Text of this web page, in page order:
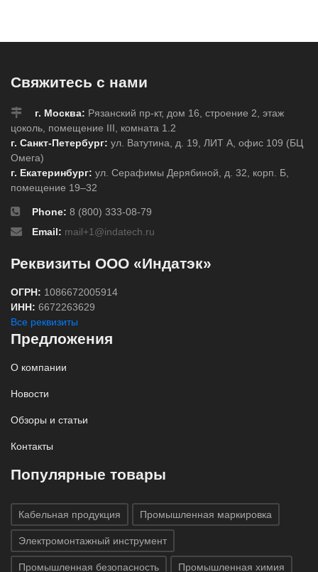
Свяжитесь с нами
г. Москва: Рязанский пр-кт, дом 16, строение 2, этаж
цоколь, помещение III, комната 1.2
г. Санкт-Петербург: ул. Ватутина, д. 19, ЛИТ А, офис 109 (БЦ
Омега)
г. Екатеринбург: ул. Серафимы Дерябиной, д. 32, корп. Б,
помещение 19–32
Phone: 8 (800) 333-08-79
Email: mail+1@indatech.ru
Реквизиты ООО «Индатэк»
ОГРН: 1086672005914
ИНН: 6672263629
Все реквизиты
Предложения
О компании
Новости
Обзоры и статьи
Контакты
Популярные товары
Кабельная продукция Промышленная маркировка
Электромонтажный инструмент
Промышленная безопасность Промышленная химия